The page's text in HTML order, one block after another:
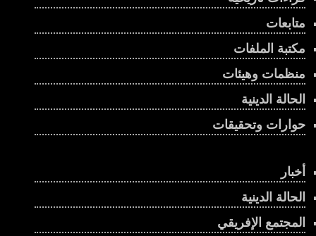
متابعات
مكتبة الملفات
منظمات وهيئات
الحالة الدينية
حوارات وتحقيقات
أخبار
الحالة الدينية
المجتمع الإفريقي